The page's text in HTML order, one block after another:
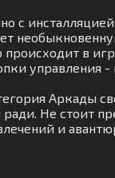
с
происходит в
управления -
Аркады
ради. Не стоит
и